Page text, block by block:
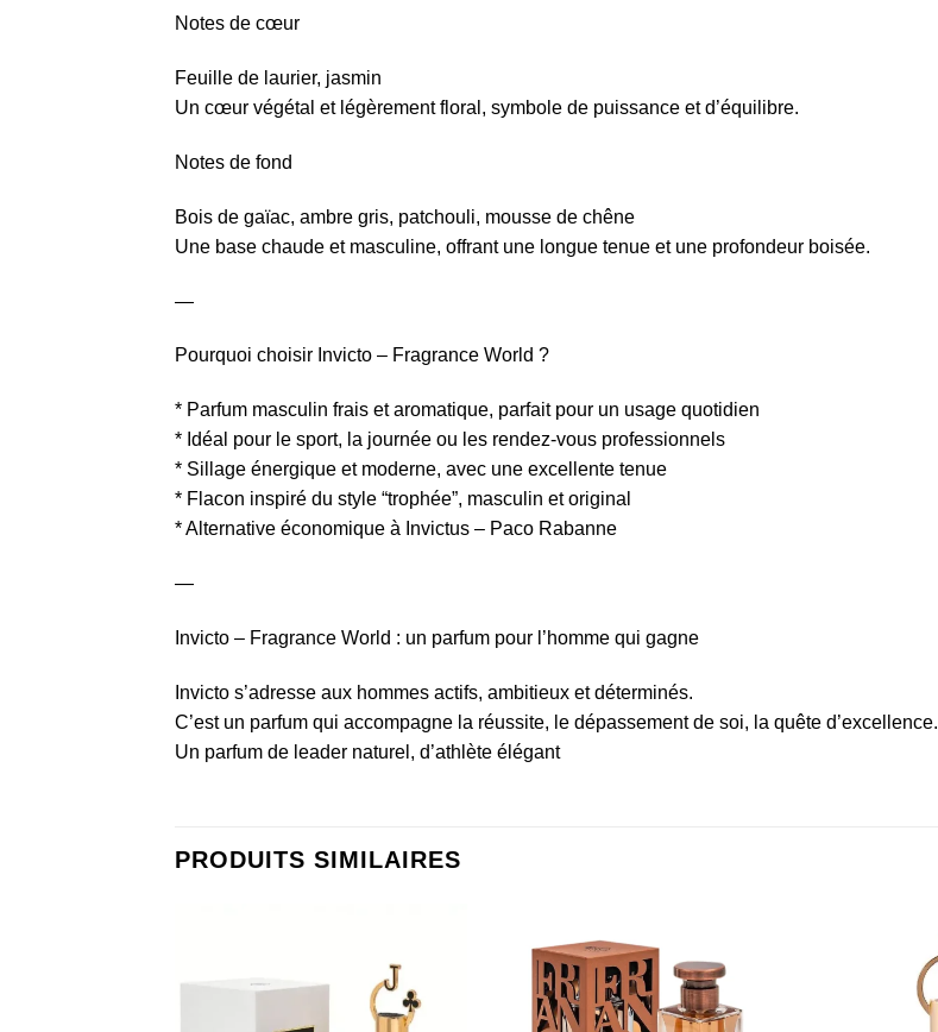
Notes de cœur
Feuille de laurier, jasmin
Un cœur végétal et légèrement floral, symbole de puissance et d’équilibre.
Notes de fond
Bois de gaïac, ambre gris, patchouli, mousse de chêne
Une base chaude et masculine, offrant une longue tenue et une profondeur boisée.
—
Pourquoi choisir Invicto – Fragrance World ?
* Parfum masculin frais et aromatique, parfait pour un usage quotidien
* Idéal pour le sport, la journée ou les rendez-vous professionnels
* Sillage énergique et moderne, avec une excellente tenue
* Flacon inspiré du style “trophée”, masculin et original
* Alternative économique à Invictus – Paco Rabanne
—
Invicto – Fragrance World : un parfum pour l’homme qui gagne
Invicto s’adresse aux hommes actifs, ambitieux et déterminés.
C’est un parfum qui accompagne la réussite, le dépassement de soi, la quête d’excellence.
Un parfum de leader naturel, d’athlète élégant
PRODUITS SIMILAIRES